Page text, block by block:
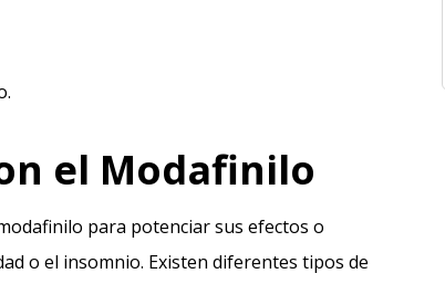
el Modafinilo
para potenciar sus efectos o
o el insomnio. Existen diferentes tipos de